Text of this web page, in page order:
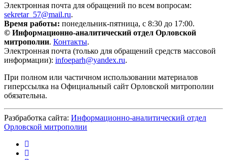
Электронная почта для обращений по всем вопросам:
sekretar_57@mail.ru.
Время работы: понедельник-пятница, с 8:30 до 17:00.
© Информационно-аналитический отдел Орловской
митрополии. Контакты.
Электронная почта (только для обращений средств массовой
информации): infoeparh@yandex.ru.
При полном или частичном использовании материалов
гиперссылка на Официальный сайт Орловской митрополии
обязательна.
Разбработка сайта: Информационно-аналитический отдел
Орловской митрополии